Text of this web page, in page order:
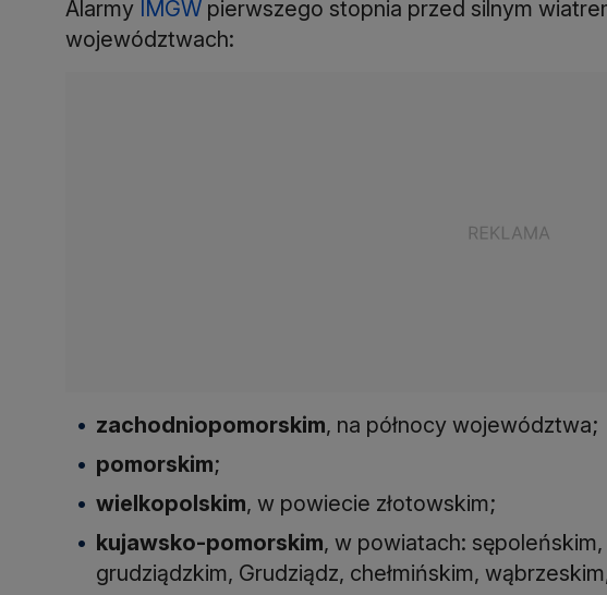
Alarmy IMGW pierwszego stopnia przed silnym
województwach:
zachodniopomorskim, na północy województwa;
pomorskim;
wielkopolskim, w powiecie złotowskim;
kujawsko-pomorskim, w powiatach:
grudziądzkim, Grudziądz, chełmińskim,